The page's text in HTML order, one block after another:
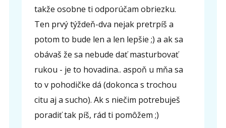
takže osobne ti odporúčam obriezku.
Ten prvý týždeň-dva nejak pretrpíš a
potom to bude len a len lepšie ;) a ak sa
obávaš že sa nebude dať masturbovať
rukou - je to hovadina.. aspoň u mňa sa
to v pohodičke dá (dokonca s trochou
citu aj a sucho). Ak s niečim potrebuješ
poradiť tak píš, rád ti pomôžem ;)